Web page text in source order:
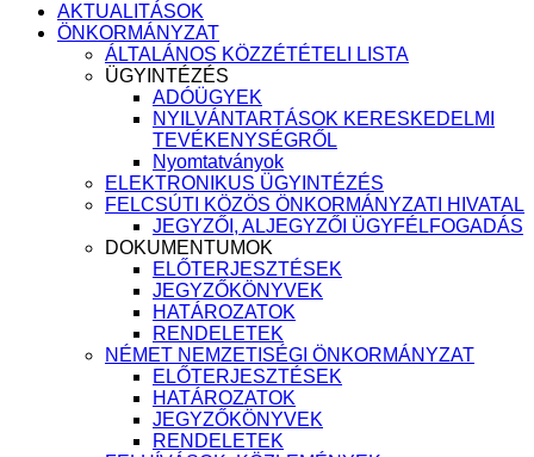
AKTUALITÁSOK
ÖNKORMÁNYZAT
ÁLTALÁNOS KÖZZÉTÉTELI LISTA
ÜGYINTÉZÉS
ADÓÜGYEK
NYILVÁNTARTÁSOK KERESKEDELMI
TEVÉKENYSÉGRŐL
Nyomtatványok
ELEKTRONIKUS ÜGYINTÉZÉS
FELCSÚTI KÖZÖS ÖNKORMÁNYZATI HIVATAL
JEGYZŐI, ALJEGYZŐI ÜGYFÉLFOGADÁS
DOKUMENTUMOK
ELŐTERJESZTÉSEK
JEGYZŐKÖNYVEK
HATÁROZATOK
RENDELETEK
NÉMET NEMZETISÉGI ÖNKORMÁNYZAT
ELŐTERJESZTÉSEK
HATÁROZATOK
JEGYZŐKÖNYVEK
RENDELETEK